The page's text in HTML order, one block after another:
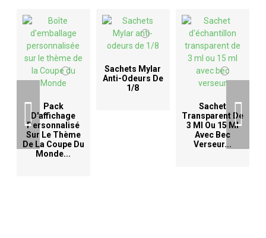
Pack
D'affichage
Personnalisé
Sur Le Thème
De La Coupe Du
Monde...
Sachets Mylar
Anti-Odeurs De
1/8
Sachet
Transparent De
3 Ml Ou 15 Ml
Avec Bec
Verseur...